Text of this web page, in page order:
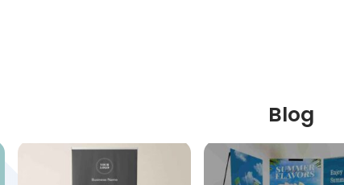
Blog